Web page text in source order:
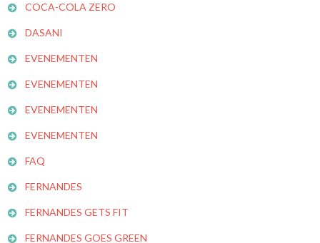
COCA-COLA ZERO
DASANI
EVENEMENTEN
EVENEMENTEN
EVENEMENTEN
EVENEMENTEN
FAQ
FERNANDES
FERNANDES GETS FIT
FERNANDES GOES GREEN